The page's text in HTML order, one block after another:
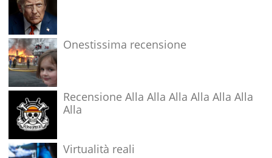
Onestissima recensione
Recensione Alla Alla Alla Alla Alla Alla
Alla
Virtualità reali